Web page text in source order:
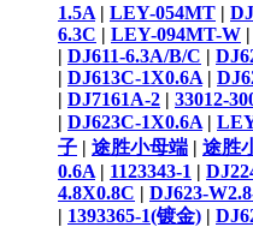
1.5A | LEY-054MT |
6.3C | LEY-094MT-W |
| DJ611-6.3A/B/C |
| DJ613C-1X0.6A |
| DJ7161A-2 | 33012-
| DJ623C-1X0.6A |
子 | 途胜小母端 | 途胜
0.6A | 1123343-1 |
4.8X0.8C | DJ623-
| 1393365-1(镀金) |